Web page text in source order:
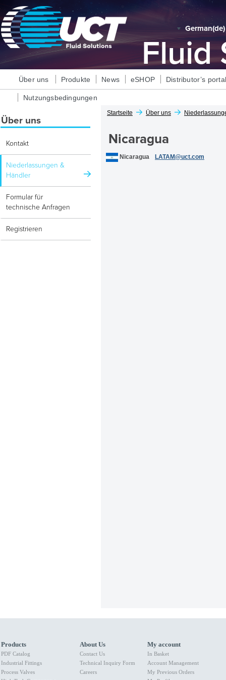
German‎(de)‎
Fluid
Über uns Produkte News eSHOP Distributor’s
Nutzungsbedingungen
Über uns
Kontakt
Niederlassungen &
Händler
Formular für
technische Anfragen
Registrieren
Startseite Über uns
Nicaragua
Nicaragua LATAM@uct.com
Products
PDF Catalog
Industrial Fittings
Process Valves
About Us
Contact Us
Technical Inquiry Form
Careers
My account
In Basket
Account Management
My Previous Orders